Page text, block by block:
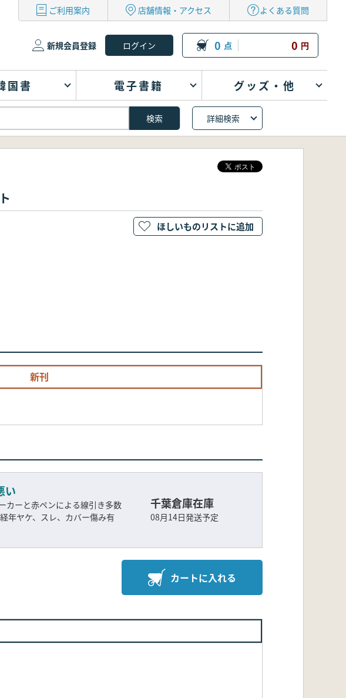
ご利用案内 店舗情報・アクセス よくある質問
新規会員登録 0 点 0 円
国書 電子書籍 グッズ・他
詳細検索
新刊
い
カーと赤ペンによる線引き多数
年ヤケ、スレ、カバー傷み有
千葉倉庫在庫
08月14日発送予定
カートに入れる
ほしいものリストに追加